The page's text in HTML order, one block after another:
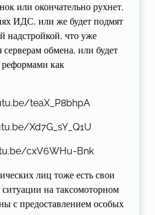
или окончательно рухнет,
ИДС, или же будет подмят
надстройкой, что уже
серверам обмена, или будет
как
teaX_P8bhpA
Xd7G_sY_Q1U
cxV6WHu-Bnk
лиц тоже есть свои
на таксомоторном
с предоставлением особых